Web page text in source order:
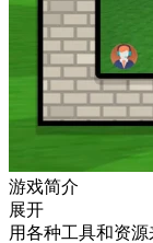
游戏简介
展开
用各种工具和资